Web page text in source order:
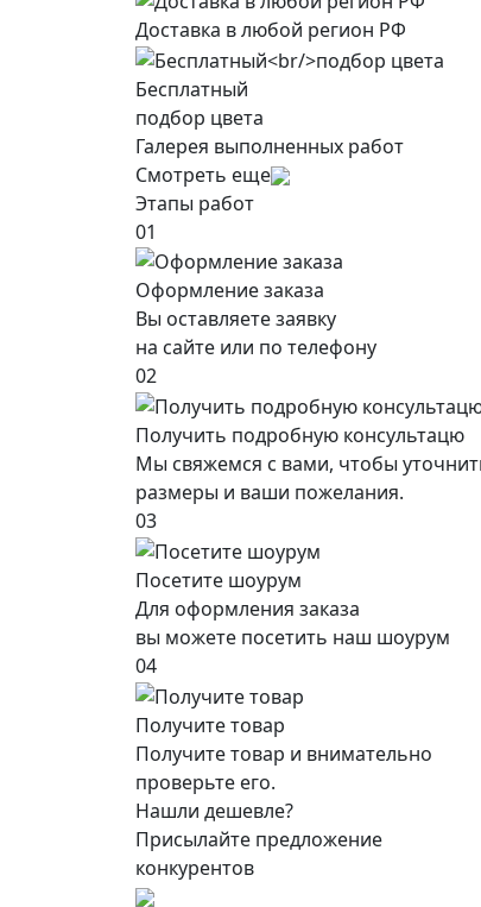
Доставка в любой регион РФ
Бесплатный
подбор цвета
Галерея выполненных работ
Смотреть еще
Этапы работ
01
Оформление заказа
Вы оставляете заявку
на сайте или по телефону
02
Получить подробную консультацю
Мы свяжемся с вами, чтобы
размеры и ваши пожелания.
03
Посетите шоурум
Для оформления заказа
вы можете посетить наш шоурум
04
Получите товар
Получите товар и внимательно
проверьте его.
Нашли дешевле?
Присылайте предложение
конкурентов